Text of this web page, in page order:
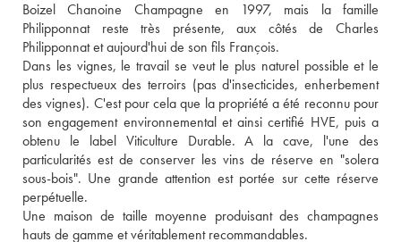
Boizel Chanoine Champagne en 1997, mais la famille
Philipponnat reste très présente, aux côtés de Charles
Philipponnat et aujourd'hui de son fils François.
Dans les vignes, le travail se veut le plus naturel possible et le
plus respectueux des terroirs (pas d'insecticides, enherbement
des vignes). C'est pour cela que la propriété a été reconnu pour
son engagement environnemental et ainsi certifié HVE, puis a
obtenu le label Viticulture Durable. A la cave, l'une des
particularités est de conserver les vins de réserve en "solera
sous-bois". Une grande attention est portée sur cette réserve
perpétuelle.
Une maison de taille moyenne produisant des champagnes
hauts de gamme et véritablement recommandables.